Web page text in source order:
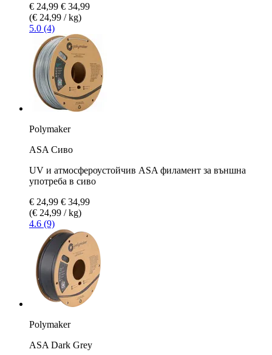
€ 24,99 € 34,99
(€ 24,99 / kg)
5.0 (4)
Polymaker
ASA Сиво
UV и атмосфероустойчив ASA филамент за външна
употреба в сиво
€ 24,99 € 34,99
(€ 24,99 / kg)
4.6 (9)
Polymaker
ASA Dark Grey